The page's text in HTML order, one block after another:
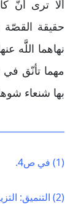
ألا ترى أنّ
حقيقة
نهاهما اللََّه
مهما تأنّق في
بها شنعاء
(1) في ص4.
(2) التنميق: التزيين.